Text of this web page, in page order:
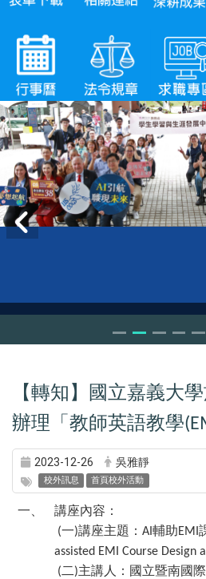
【轉知】國立嘉義大
辦理「教師英語教學
2023-12-26 吳雅靜
校外訊息 首頁校外活動
一、 講座內容：
(一)講座主題： AI 輔助EMI
assisted EMI Course Design
(二)主講人：國立暨南國